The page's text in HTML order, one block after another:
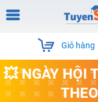
Giỏ hàng
💥 NGÀY HỘI